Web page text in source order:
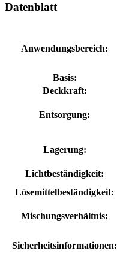
Datenblatt
Anwendungsbereich:
Basis:
Deckkraft:
Entsorgung:
Lagerung:
Lichtbeständigkeit:
Lösemittelbeständigkeit:
Mischungsverhältnis:
Sicherheitsinformationen: